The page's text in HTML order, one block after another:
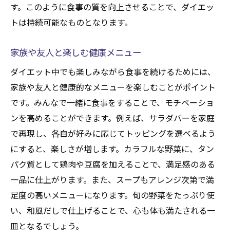
す。このように食事の質を向上させることで、ダイエッ
トは持続可能なものとなります。
家族や友人と楽しむ健康メニュー
ダイエット中でも楽しみながら食事を続けるためには、
家族や友人と健康的なメニューを楽しむことがポイント
です。みんなで一緒に食事をすることで、モチベーショ
ンを高めることができます。例えば、サラダバーを家庭
で再現し、各自が好みに応じてトッピングを選べるよう
にすると、楽しさが増します。カラフルな野菜に、タン
パク質として鶏肉や豆腐を加えることで、満足感のある
一品に仕上がります。また、スープもアレンジ次第で満
足度の高いメニューになります。旬の野菜をたっぷり使
い、和風だしで仕上げることで、心も体も満たされる一
皿となるでしょう。